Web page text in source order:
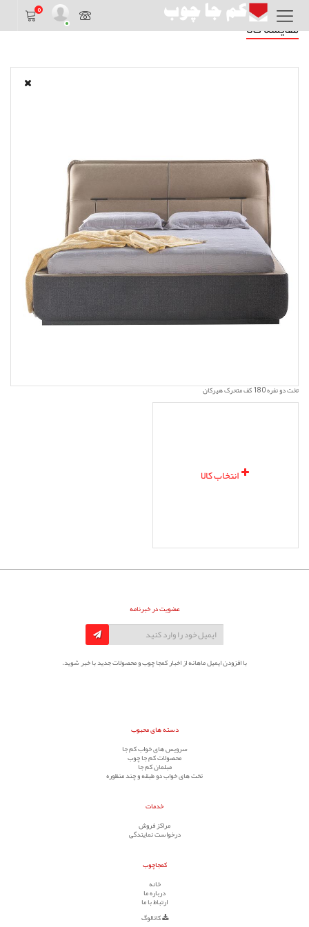
0
مقایسه کالا
تخت دو نفره 180 کف متحرک هیرکان
انتخاب کالا
عضویت در خبرنامه
با افزودن ایمیل ماهانه از اخبار کمجا چوب و محصولات جدید با خبر شوید.
دسته های محبوب
سرویس های خواب کم جا
محصولات کم جا چوب
مبلمان کم جا
تخت های خواب دو طبقه و چند منظوره
خدمات
مراکز فروش
درخواست نمایندگی
کمجاچوب
خانه
درباره ما
ارتباط با ما
کاتالوگ